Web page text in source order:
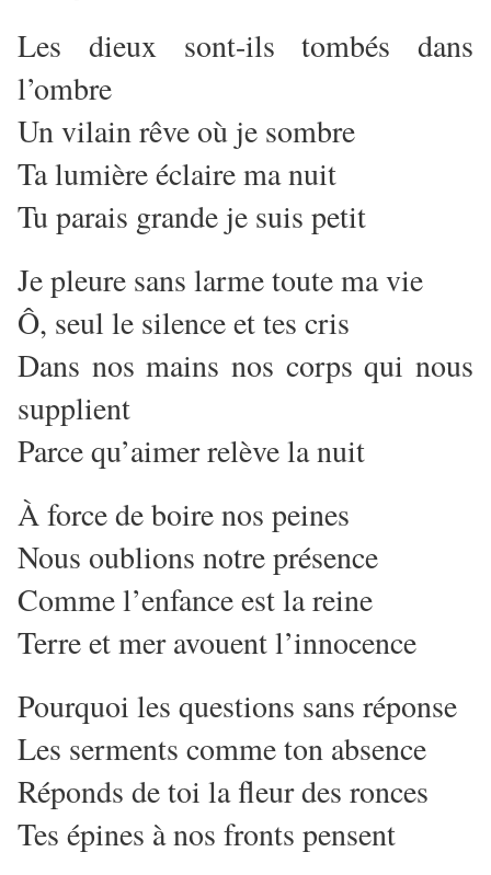
Les dieux sont-ils tombés dans
l’ombre
Un vilain rêve où je sombre
Ta lumière éclaire ma nuit
Tu parais grande je suis petit
Je pleure sans larme toute ma vie
Ô, seul le silence et tes cris
Dans nos mains nos corps qui nous
supplient
Parce qu’aimer relève la nuit
À force de boire nos peines
Nous oublions notre présence
Comme l’enfance est la reine
Terre et mer avouent l’innocence
Pourquoi les questions sans réponse
Les serments comme ton absence
Réponds de toi la fleur des ronces
Tes épines à nos fronts pensent